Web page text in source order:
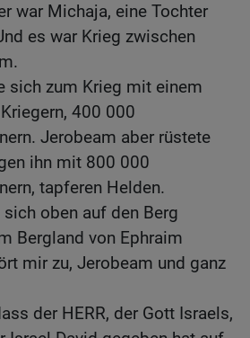
war Michaja, eine Tochter
es war Krieg zwischen
sich zum Krieg mit einem
400 000
Jerobeam aber rüstete
ihn mit 800 000
tapferen Helden.
oben auf den Berg
Bergland von Ephraim
mir zu, Jerobeam und ganz
der HERR, der Gott Israels,